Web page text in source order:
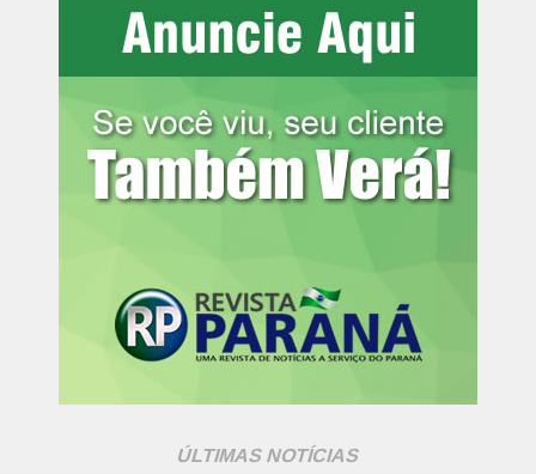
Maycon acionou Minda pela direita, e o equatoriano
cruzou rasteiro para Bernard. O atacante chegou para
finalizar e colocou o Galo à frente no placar ainda no
primeiro tempo.
Remo empata na etapa final
O Remo voltou do intervalo em busca da igualdade e
driblou Éverson e finalizou quase sem ângulo para
empatar a partida.
pênalti. Kauã Pascini caiu dentro da área após ser
marcou a infração. O lance foi revisado pelo VAR, mas a
ÚLTIMAS NOTÍCIAS